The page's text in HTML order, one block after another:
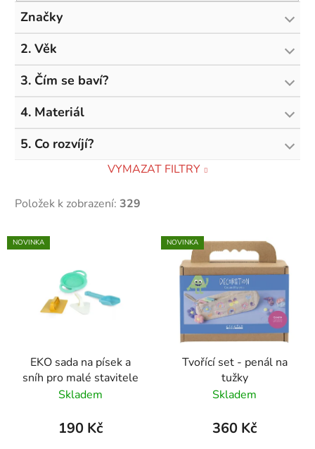
Značky
2. Věk
3. Čím se baví?
4. Materiál
5. Co rozvíjí?
VYMAZAT FILTRY
Položek k zobrazení: 329
V
ý
NOVINKA
EKO sada na písek a
sníh pro malé stavitele
Skladem
190 Kč
NOVINKA
Tvořící set - penál na
tužky
Skladem
360 Kč